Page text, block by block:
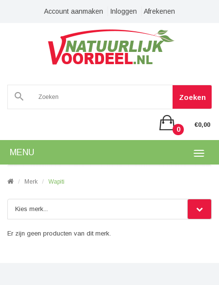
Account aanmaken Inloggen Afrekenen
Zoeken
0
€0,00
MENU
Merk Wapiti
Kies merk...
Er zijn geen producten van dit merk.